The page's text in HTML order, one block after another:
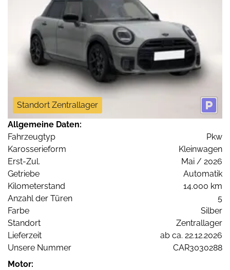
Standort Zentrallager
Allgemeine Daten:
Fahrzeugtyp
Pkw
Karosserieform
Kleinwagen
Erst-Zul.
Mai / 2026
Getriebe
Automatik
Kilometerstand
14.000 km
Anzahl der Türen
5
Farbe
Silber
Standort
Zentrallager
Lieferzeit
ab ca. 22.12.2026
Unsere Nummer
CAR3030288
Motor: